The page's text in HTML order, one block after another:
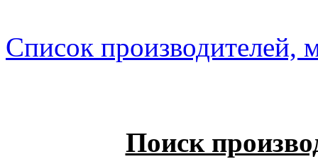
Список производителей,
Поиск